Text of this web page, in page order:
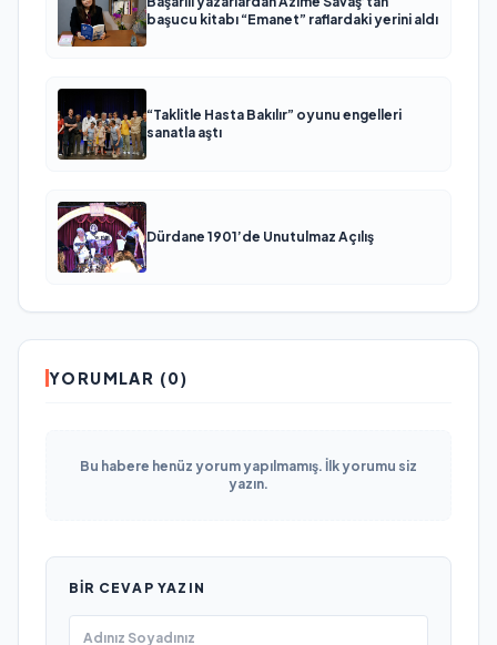
başucu kitabı “Emanet” raflardaki yerini aldı
“Taklitle Hasta Bakılır” oyunu engelleri
sanatla aştı
Dürdane 1901’de Unutulmaz Açılış
YORUMLAR (0)
Bu habere henüz yorum yapılmamış. İlk yorumu siz
yazın.
BIR CEVAP YAZIN